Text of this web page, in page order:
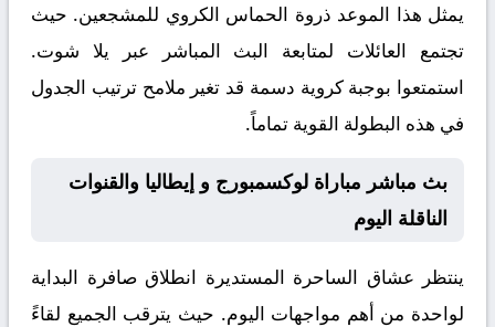
يمثل هذا الموعد ذروة الحماس الكروي للمشجعين. حيث
تجتمع العائلات لمتابعة البث المباشر عبر يلا شوت.
استمتعوا بوجبة كروية دسمة قد تغير ملامح ترتيب الجدول
في هذه البطولة القوية تماماً.
بث مباشر مباراة لوكسمبورج و إيطاليا والقنوات
الناقلة اليوم
ينتظر عشاق الساحرة المستديرة انطلاق صافرة البداية
لواحدة من أهم مواجهات اليوم. حيث يترقب الجميع لقاءً